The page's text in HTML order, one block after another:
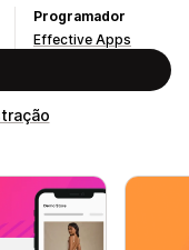
Programador
Effective Apps